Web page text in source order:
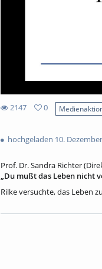
2147
views
0
hochgeladen 10.
Prof. Dr. Sandra Richter
„Du mußt das Leben nicht
Rilke versuchte, das Leben
jeweiligen „Bezug“, wie er
Spannungsverhältnis